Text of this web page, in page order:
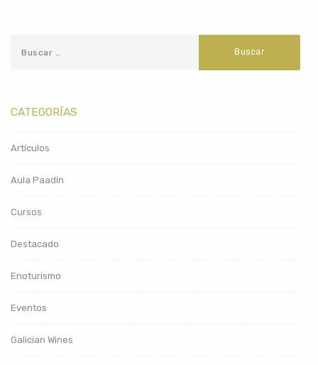
CATEGORÍAS
Artículos
Aula Paadín
Cursos
Destacado
Enoturismo
Eventos
Galician Wines